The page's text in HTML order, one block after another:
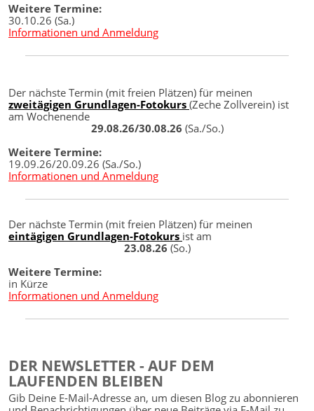
Weitere Termine:
30.10.26 (Sa.)
Informationen und Anmeldung
Der nächste Termin (mit freien Plätzen) für meinen
zweitägigen Grundlagen-Fotokurs (Zeche Zollverein) ist
am Wochenende
29.08.26/30.08.26 (Sa./So.)
Weitere Termine:
19.09.26/20.09.26 (Sa./So.)
Informationen und Anmeldung
Der nächste Termin (mit freien Plätzen) für meinen
eintägigen Grundlagen-Fotokurs ist am
23.08.26 (So.)
Weitere Termine:
in Kürze
Informationen und Anmeldung
DER NEWSLETTER - AUF DEM
LAUFENDEN BLEIBEN
Gib Deine E-Mail-Adresse an, um diesen Blog zu abonnieren